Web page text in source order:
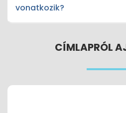
vonatkozik?
CÍMLAPRÓL